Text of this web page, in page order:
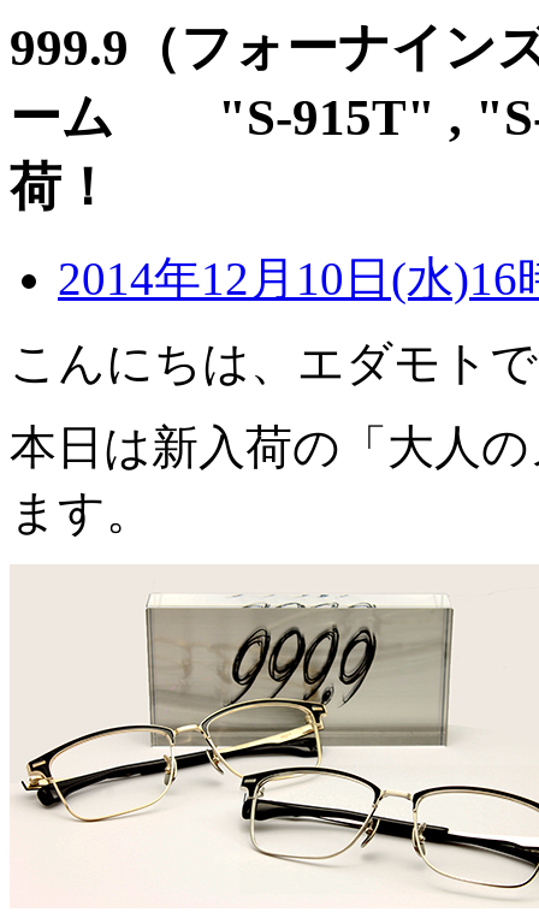
999.9（フォーナイン
ーム "S-915T" ,
荷！
2014年12月10日(水)16
こんにちは、エダモト
本日は新入荷の「大人
ます。